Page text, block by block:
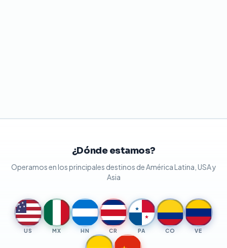
¿Dónde estamos?
Operamos en los principales destinos de América Latina, USA y
Asia
★ ★
★ ★
★
US MX HN CR
★
★
PA CO VE